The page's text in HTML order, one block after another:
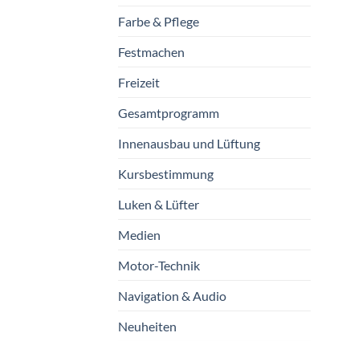
Farbe & Pflege
Festmachen
Freizeit
Gesamtprogramm
Innenausbau und Lüftung
Kursbestimmung
Luken & Lüfter
Medien
Motor-Technik
Navigation & Audio
Neuheiten